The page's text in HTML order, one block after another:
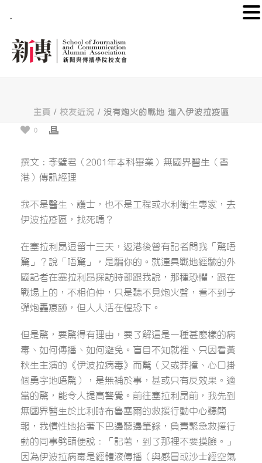
主頁 / 校友近況 / 沒有炮火的戰地 進入伊波拉疫區
0
撰文：李璧君（2001年本科畢業）無國界醫生（香
港）傳訊經理
我不是醫生、護士，也不是工程或水利衛生專家，去
伊波拉疫區，找死嗎？
在塞拉利昂逗留十三天，返港後曾有記者問我「驚唔
驚」？說「唔驚」，是騙你的。就連具戰地經驗的外
國記者在塞拉利昂採訪時都跟我說，那種恐懼，跟在
戰場上的，不相伯仲，只是聽不見炮火聲，看不到子
彈炮轟痕跡，但人人活在惶恐下。
但是驚，要驚得有理由，要了解這是一種甚麼樣的病
毒、如何傳播、如何避免。盲目不知就裡、只因看黃
秋生主演的《伊波拉病毒》而驚（又或莽撞、心口掛
個勇字地唔驚），是無補於事，甚或只有反效果。適
當的驚，能令人提高警覺。前往塞拉利昂前，我先到
無國界醫生於比利時布魯塞爾的救援行動中心聽簡
報，我慣性地抬著下巴邊聽邊筆錄，負責緊急救援行
動的同事劈頭便說︰「記著，到了那裡不要摸臉。」
因為伊波拉病毒是經體液傳播（與感冒或沙士經空氣
.